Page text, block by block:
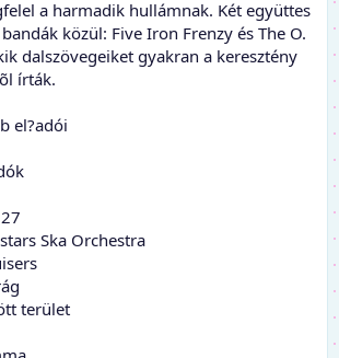
a harmadik hullámnak. Két együttes
közül: Five Iron Frenzy és The O.
dalszövegeiket gyakran a keresztény
írták.
el?adói
Ska Orchestra
terület